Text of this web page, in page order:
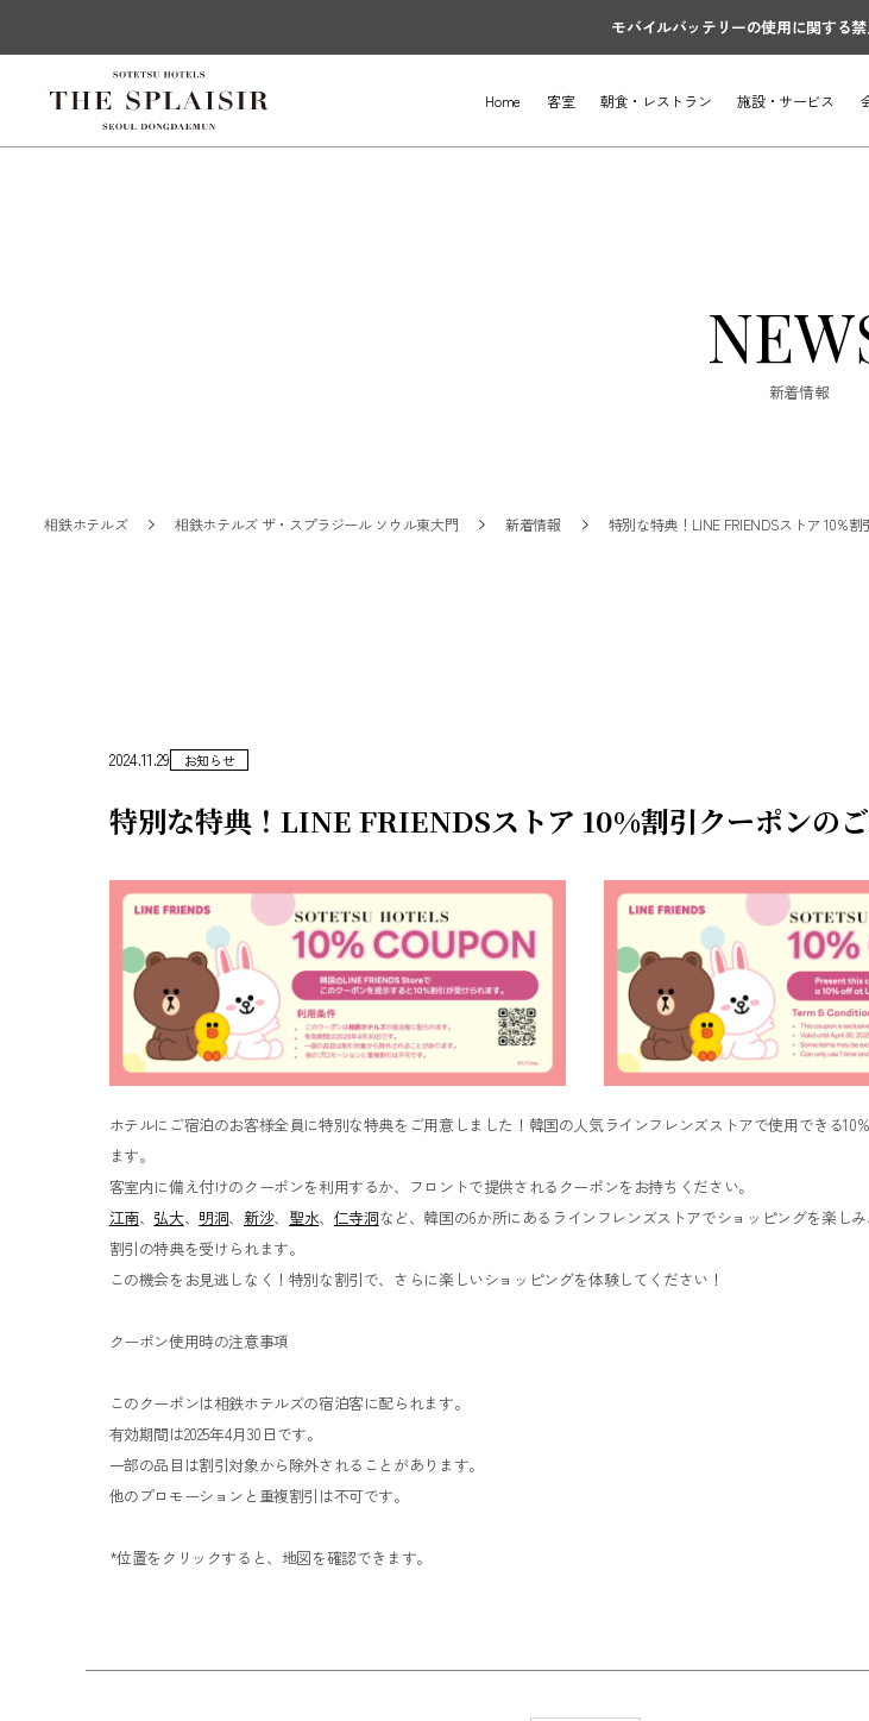
モバイルバッテリーの使用に関する
Home 客室 朝食・レストラン 施設・サービス
新着情報
相鉄ホテルズ 相鉄ホテルズ ザ・スプラジール ソウル東大門 新着情報 特別な特典！LINE FRIENDSストア 10%
2024.11.29 お知らせ
特別な特典！LINE FRIENDSストア 10%割引クーポンの
ホテルにご宿泊のお客様全員に特別な特典をご用意しました！韓国の人気ラインフレンズストアで使用できる
ます。
客室内に備え付けのクーポンを利用するか、フロントで提供されるクーポンをお持ちください。
江南、 弘大、 明洞、新沙、 聖水、 仁寺洞など、韓国の6か所にあるラインフレンズストアでショッピングを楽し
割引の特典を受けられます。
この機会をお見逃しなく！特別な割引で、さらに楽しいショッピングを体験してください！
クーポン使用時の注意事項
このクーポンは相鉄ホテルズの宿泊客に配られます。
有効期間は2025年4月30日です。
一部の品目は割引対象から除外されることがあります。
他のプロモーションと重複割引は不可です。
*位置をクリックすると、地図を確認できます。